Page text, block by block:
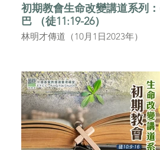
初期教會生命改變講道系列
巴 （徒11:19-26）
林明才傳道（10月1日2023年）